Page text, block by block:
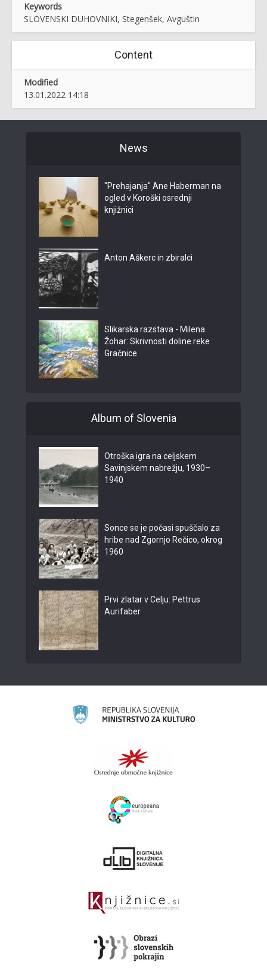
Keywords
SLOVENSKI DUHOVNIKI, Stegenšek, Avguštin
Content
Modified
13.01.2022 14:18
News
"Prehajanja" Ane Haberman na
ogled v Koroški osrednji
knjižnici
Anton Aškerc in zbiralci
Slikarska razstava - Milena
Žohar: Skrivnosti doline reke
Gračnice
Album of Slovenia
Otroška igra na celjskem
Savinjskem nabrežju, 1930–
1940
Sonce se je počasi spuščalo za
hribe nad Zgornjo Rečico, okrog
1960
Prvi zlatar v Celju: Pettrus
Aurifaber